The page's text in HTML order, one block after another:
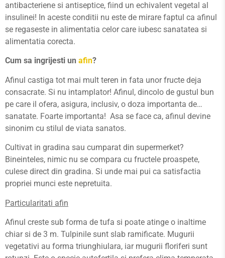
antibacteriene si antiseptice, fiind un echivalent vegetal al
insulinei! In aceste conditii nu este de mirare faptul ca afinul
se regaseste in alimentatia celor care iubesc sanatatea si
alimentatia corecta.
Cum sa ingrijesti un afin?
Afinul castiga tot mai mult teren in fata unor fructe deja
consacrate. Si nu intamplator! Afinul, dincolo de gustul bun
pe care il ofera, asigura, inclusiv, o doza importanta de…
sanatate. Foarte importanta! Asa se face ca, afinul devine
sinonim cu stilul de viata sanatos.
Cultivat in gradina sau cumparat din supermerket?
Bineinteles, nimic nu se compara cu fructele proaspete,
culese direct din gradina. Si unde mai pui ca satisfactia
propriei munci este nepretuita.
Particularitati afin
Afinul creste sub forma de tufa si poate atinge o inaltime
chiar si de 3 m. Tulpinile sunt slab ramificate. Mugurii
vegetativi au forma triunghiulara, iar mugurii floriferi sunt